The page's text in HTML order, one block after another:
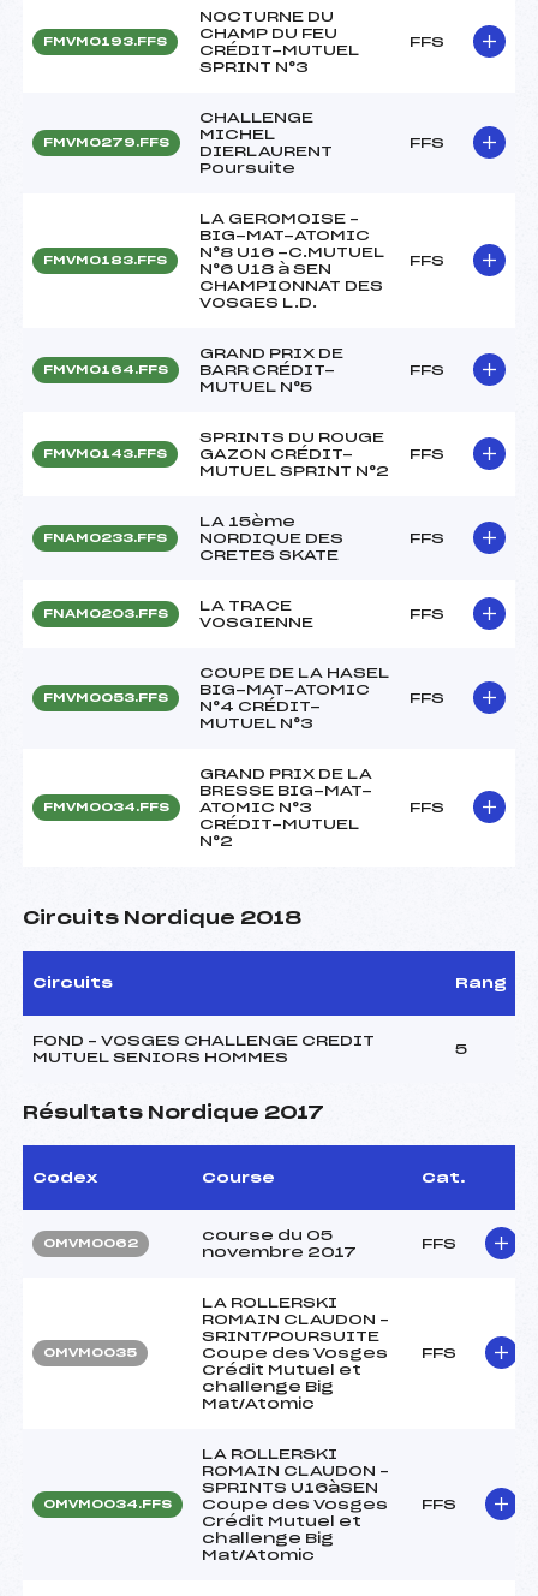
FMVM0193.FFS
NOCTURNE DU
CHAMP DU FEU
CRÉDIT-MUTUEL
SPRINT N°3
FFS
FMVM0279.FFS
CHALLENGE
MICHEL
DIERLAURENT
Poursuite
FFS
FMVM0183.FFS
LA GEROMOISE –
BIG-MAT-ATOMIC
N°8 U16 -C.MUTUEL
N°6 U18 à SEN
CHAMPIONNAT DES
VOSGES L.D.
FFS
FMVM0164.FFS
GRAND PRIX DE
BARR CRÉDIT-
MUTUEL N°5
FFS
FMVM0143.FFS
SPRINTS DU ROUGE
GAZON CRÉDIT-
MUTUEL SPRINT N°2
FFS
FNAM0233.FFS
LA 15ème
NORDIQUE DES
CRETES SKATE
FFS
FNAM0203.FFS
LA TRACE
VOSGIENNE
FFS
FMVM0053.FFS
COUPE DE LA HASEL
BIG-MAT-ATOMIC
N°4 CRÉDIT-
MUTUEL N°3
FFS
FMVM0034.FFS
GRAND PRIX DE LA
BRESSE BIG-MAT-
ATOMIC N°3
CRÉDIT-MUTUEL
N°2
FFS
Circuits Nordique 2018
Circuits Rang
FOND – VOSGES CHALLENGE CREDIT
MUTUEL SENIORS HOMMES
5
Résultats Nordique 2017
Codex Course Cat.
OMVM0062
course du 05
novembre 2017
FFS
OMVM0035
LA ROLLERSKI
ROMAIN CLAUDON –
SRINT/POURSUITE
Coupe des Vosges
Crédit Mutuel et
challenge Big
Mat/Atomic
FFS
OMVM0034.FFS
LA ROLLERSKI
ROMAIN CLAUDON –
SPRINTS U16àSEN
Coupe des Vosges
Crédit Mutuel et
challenge Big
Mat/Atomic
FFS